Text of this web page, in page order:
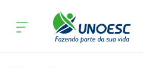
Cursos
acontece